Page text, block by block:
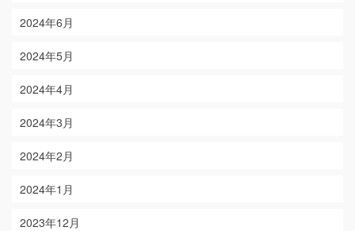
2024年6月
2024年5月
2024年4月
2024年3月
2024年2月
2024年1月
2023年12月